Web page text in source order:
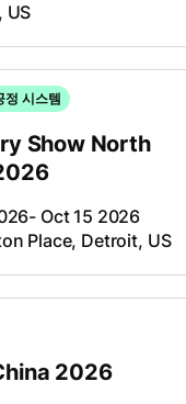
US
정 시스템
Show North
- Oct 15 2026
Place, Detroit, US
2026